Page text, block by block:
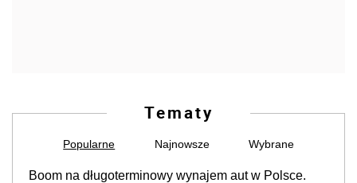
Tematy
Popularne Najnowsze Wybrane
Boom na długoterminowy wynajem aut w Polsce.